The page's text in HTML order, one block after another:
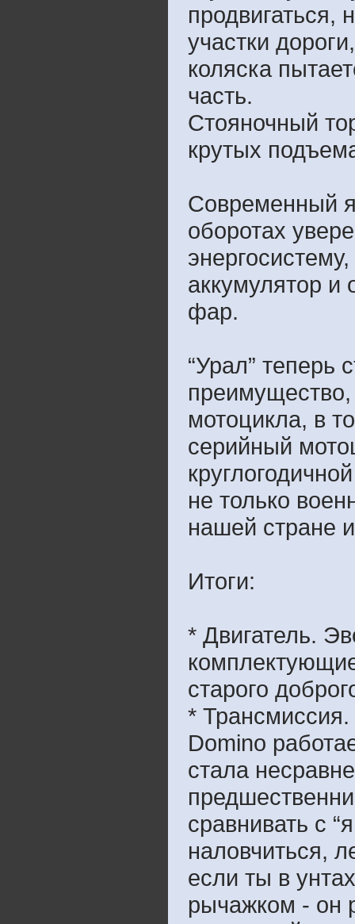
продвигаться,
участки
коляска
часть.
Стояночный
крутых
Современный
оборотах
аккумулятор и
фар.
“Урал” теперь
преимущество,
мотоцикла, в
серийный
не только
нашей стране
Итоги:
* Двигатель.
старого
*
Domino
стала
сравнивать с
наловчиться,
если ты в
рычажком - он